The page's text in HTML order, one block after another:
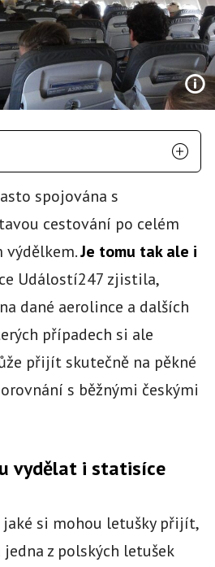
spojována s
cestování po celém
Je tomu tak ale i
Událostí247 zjistila,
dané aerolince a dalších
případech si ale
přijít skutečně na pěkné
s běžnými českými
vydělat i statisíce
jaké si mohou letušky přijít,
z polských letušek